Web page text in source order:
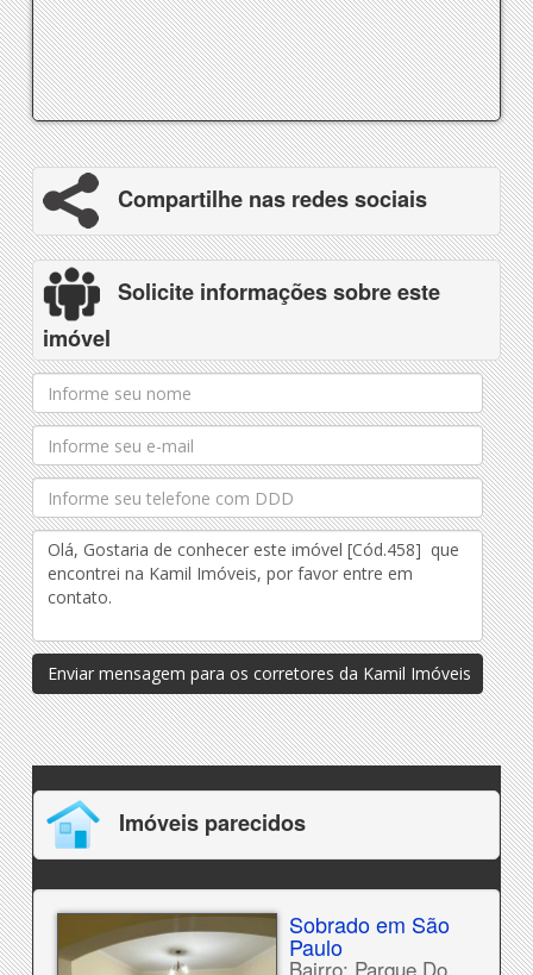
Compartilhe nas redes sociais
Solicite informações sobre este
imóvel
Enviar mensagem para os corretores da Kamil Imóveis
Imóveis parecidos
Sobrado em São
Paulo
Bairro: Parque Do